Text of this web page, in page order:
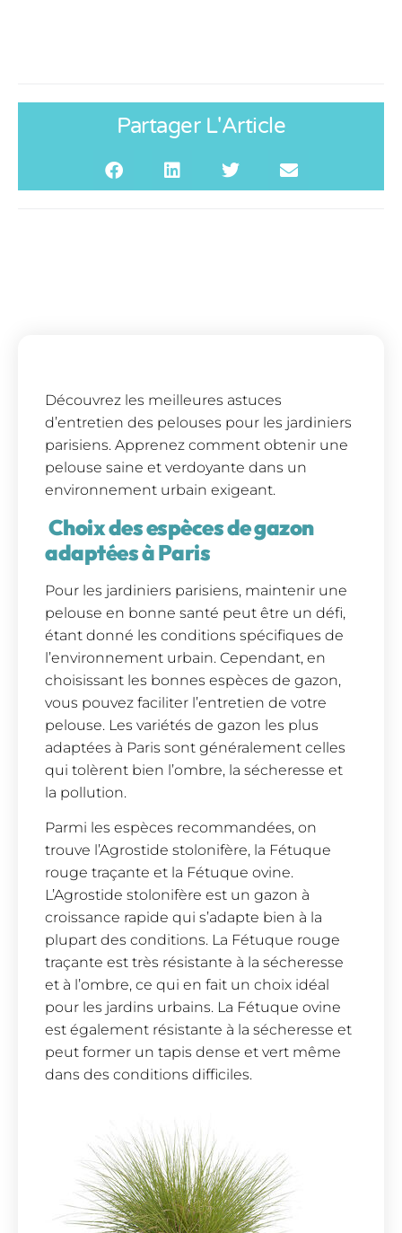
Partager L'Article
Découvrez les meilleures astuces
d’entretien des pelouses pour les jardiniers
parisiens. Apprenez comment obtenir une
pelouse saine et verdoyante dans un
environnement urbain exigeant.
Choix des espèces de gazon
adaptées à Paris
Pour les jardiniers parisiens, maintenir une
pelouse en bonne santé peut être un défi,
étant donné les conditions spécifiques de
l’environnement urbain. Cependant, en
choisissant les bonnes espèces de gazon,
vous pouvez faciliter l’entretien de votre
pelouse. Les variétés de gazon les plus
adaptées à Paris sont généralement celles
qui tolèrent bien l’ombre, la sécheresse et
la pollution.
Parmi les espèces recommandées, on
trouve l’Agrostide stolonifère, la Fétuque
rouge traçante et la Fétuque ovine.
L’Agrostide stolonifère est un gazon à
croissance rapide qui s’adapte bien à la
plupart des conditions. La Fétuque rouge
traçante est très résistante à la sécheresse
et à l’ombre, ce qui en fait un choix idéal
pour les jardins urbains. La Fétuque ovine
est également résistante à la sécheresse et
peut former un tapis dense et vert même
dans des conditions difficiles.